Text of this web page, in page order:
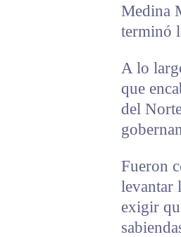
Medina
terminó
A lo
que
del
Fueron
levantar
exigir